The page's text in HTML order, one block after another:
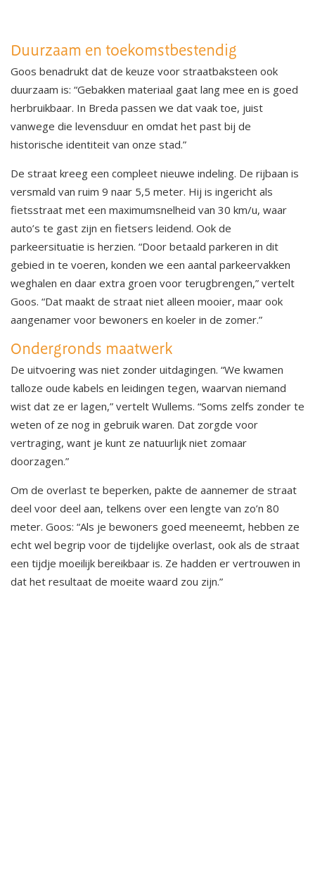
Duurzaam en toekomstbestendig
Goos benadrukt dat de keuze voor straatbaksteen ook
duurzaam is: “Gebakken materiaal gaat lang mee en is goed
herbruikbaar. In Breda passen we dat vaak toe, juist
vanwege die levensduur en omdat het past bij de
historische identiteit van onze stad.”
De straat kreeg een compleet nieuwe indeling. De rijbaan is
versmald van ruim 9 naar 5,5 meter. Hij is ingericht als
fietsstraat met een maximumsnelheid van 30 km/u, waar
auto’s te gast zijn en fietsers leidend. Ook de
parkeersituatie is herzien. “Door betaald parkeren in dit
gebied in te voeren, konden we een aantal parkeervakken
weghalen en daar extra groen voor terugbrengen,” vertelt
Goos. “Dat maakt de straat niet alleen mooier, maar ook
aangenamer voor bewoners en koeler in de zomer.”
Ondergronds maatwerk
De uitvoering was niet zonder uitdagingen. “We kwamen
talloze oude kabels en leidingen tegen, waarvan niemand
wist dat ze er lagen,” vertelt Wullems. “Soms zelfs zonder te
weten of ze nog in gebruik waren. Dat zorgde voor
vertraging, want je kunt ze natuurlijk niet zomaar
doorzagen.”
Om de overlast te beperken, pakte de aannemer de straat
deel voor deel aan, telkens over een lengte van zo’n 80
meter. Goos: “Als je bewoners goed meeneemt, hebben ze
echt wel begrip voor de tijdelijke overlast, ook als de straat
een tijdje moeilijk bereikbaar is. Ze hadden er vertrouwen in
dat het resultaat de moeite waard zou zijn.”